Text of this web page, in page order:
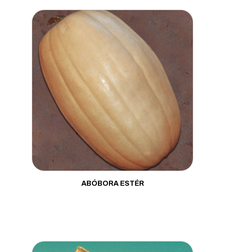
ABÓBORA ESTÉR